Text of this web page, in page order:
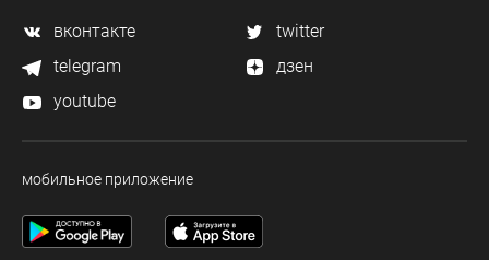
вконтакте
twitter
telegram
дзен
youtube
мобильное приложение